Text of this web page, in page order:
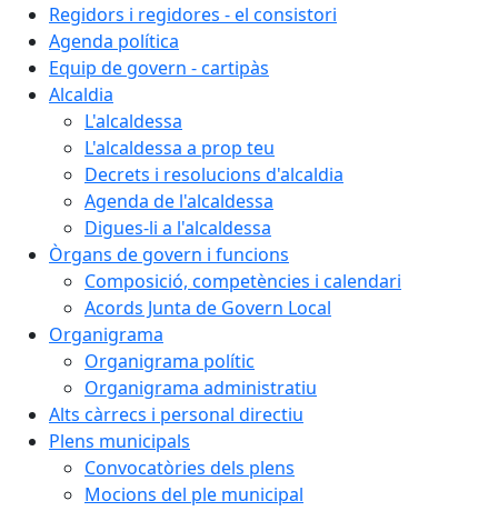
Regidors i regidores - el consistori
Agenda política
Equip de govern - cartipàs
Alcaldia
L'alcaldessa
L'alcaldessa a prop teu
Decrets i resolucions d'alcaldia
Agenda de l'alcaldessa
Digues-li a l'alcaldessa
Òrgans de govern i funcions
Composició, competències i calendari
Acords Junta de Govern Local
Organigrama
Organigrama polític
Organigrama administratiu
Alts càrrecs i personal directiu
Plens municipals
Convocatòries dels plens
Mocions del ple municipal